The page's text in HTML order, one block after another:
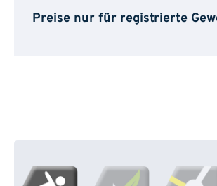
Preise nur für registrierte